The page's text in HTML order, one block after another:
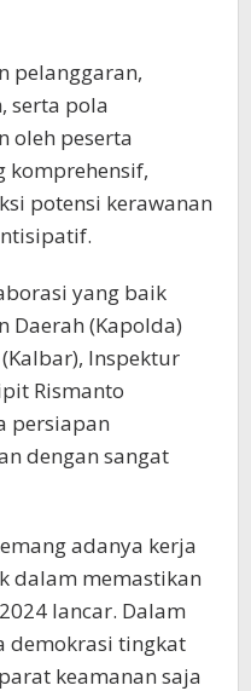
pelanggaran,
serta pola
oleh peserta
komprehensif,
potensi kerawanan
yang baik
Daerah (Kapolda)
Inspektur
Rismanto
persiapan
dengan sangat
adanya kerja
dalam memastikan
lancar. Dalam
demokrasi tingkat
keamanan saja